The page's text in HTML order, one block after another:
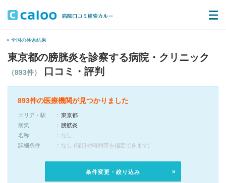
« 全国の検索結果
東京都の膀胱炎を診察する病院・クリニック
（893件） 口コミ・評判
893件の医療機関が見つかりました
エリア・駅
東京都
病気
膀胱炎
名称
なし
詳細条件
なし (曜日や時間帯を指定できます)
条件変更・絞り込み